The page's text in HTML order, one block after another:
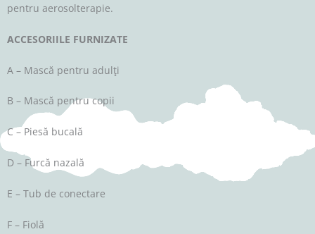
pentru aerosolterapie.
ACCESORIILE FURNIZATE
A – Mască pentru adulţi
B – Mască pentru copii
C – Piesă bucală
D – Furcă nazală
E – Tub de conectare
F – Fiolă